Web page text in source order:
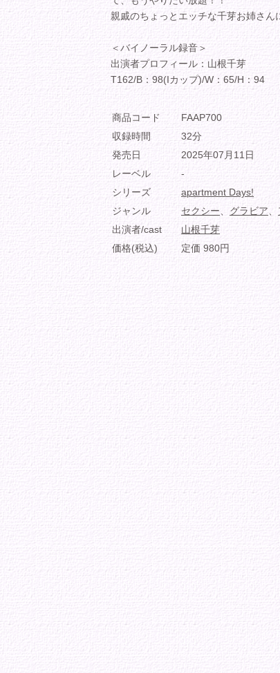
親戚のちょっとエッチな千芽お姉さ
＜バイノーラル録音＞
出演者プロフィール：山根千芽
T162/B：98(Iカップ)/W：65/H：94
商品コード
FAAP700
収録時間
32分
発売日
2025年07月11日
レーベル
-
シリーズ
apartment Days!
ジャンル
セクシー グラビア
出演者/cast
山根千芽
価格(税込)
定価 980円